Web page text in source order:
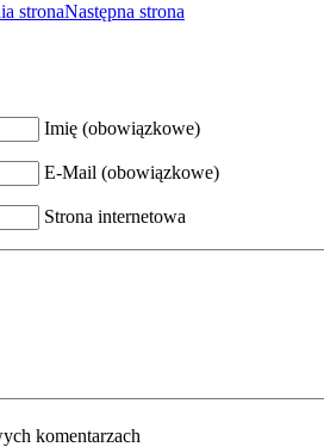
stronaNastępna strona
Imię (obowiązkowe)
E-Mail (obowiązkowe)
Strona internetowa
komentarzach